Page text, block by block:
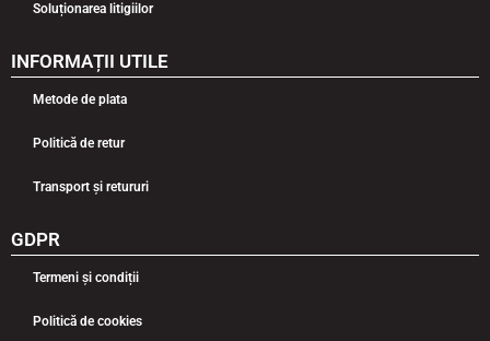
Soluționarea litigiilor
INFORMAȚII UTILE
Metode de plata
Politică de retur
Transport și retururi
GDPR
Termeni și condiții
Politică de cookies